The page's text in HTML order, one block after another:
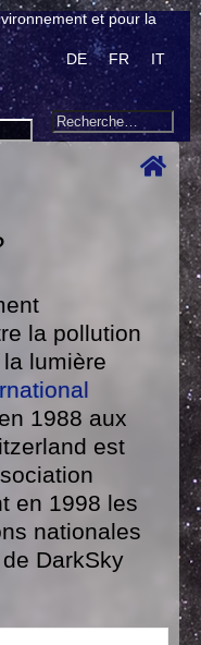
et pour la
DE FR IT
Search
Recherche
pour
la pollution
lumière
1988 aux
est
en 1998 les
nationales
DarkSky